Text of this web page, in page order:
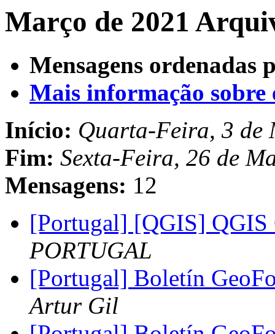
Março de 2021
Mensagens ordenadas
Mais informação sobre
Início: Quarta-Feira, 3 de
Fim: Sexta-Feira, 26 de
Mensagens: 12
[Portugal] [QGIS]
PORTUGAL
[Portugal] Boletín
Artur Gil